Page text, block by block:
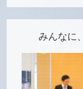
みんなに